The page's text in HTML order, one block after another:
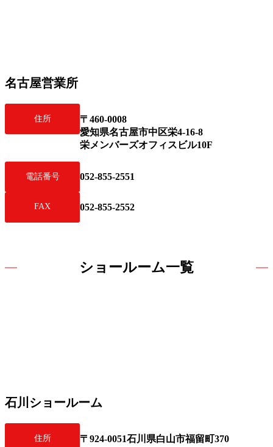
名古屋営業所
住所
〒460-0008
愛知県名古屋市中区栄4-16-8
栄メンバーズオフィスビル10F
電話番号 052-855-2551
FAX 052-855-2552
ショールーム一覧
石川ショールーム
住所 〒924-0051石川県白山市福留町370